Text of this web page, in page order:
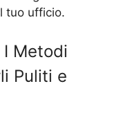
tuo ufficio.
Metodi
Puliti e